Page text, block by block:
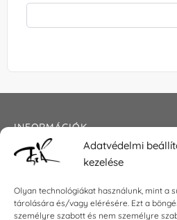
Adatvédelmi
kezelése
Olyan technológiákat használunk, mint a
tárolására és/vagy elérésére. Ezt a
személyre szabott és nem személyre
INFORMÁCIÓK
Általános szerződési feltételek
Impresszum